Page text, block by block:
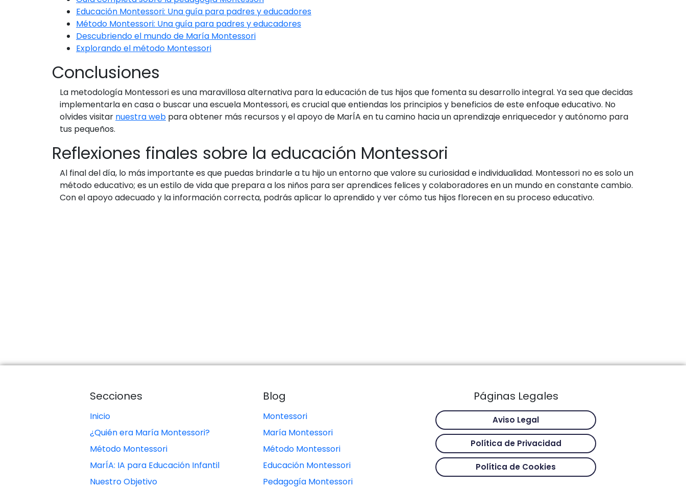
Educación Montessori: Una guía para padres y educadores
Método Montessori: Una guía para padres y educadores
Descubriendo el mundo de María Montessori
Explorando el método Montessori
Conclusiones
La metodología Montessori es una maravillosa alternativa para la educación de tus hijos que fomenta su desarrollo integral. Ya sea que decidas
implementarla en casa o buscar una escuela Montessori, es crucial que entiendas los principios y beneficios de este enfoque educativo. No
olvides visitar nuestra web para obtener más recursos y el apoyo de MarÍA en tu camino hacia un aprendizaje enriquecedor y autónomo para
tus pequeños.
Reflexiones finales sobre la educación Montessori
Al final del día, lo más importante es que puedas brindarle a tu hijo un entorno que valore su curiosidad e individualidad. Montessori no es solo un
método educativo; es un estilo de vida que prepara a los niños para ser aprendices felices y colaboradores en un mundo en constante cambio.
Con el apoyo adecuado y la información correcta, podrás aplicar lo aprendido y ver cómo tus hijos florecen en su proceso educativo.
Secciones
Inicio
¿Quién era María Montessori?
Método Montessori
MarÍA: IA para Educación Infantil
Nuestro Objetivo
Blog
Montessori
María Montessori
Método Montessori
Educación Montessori
Pedagogía Montessori
Páginas Legales
Aviso Legal
Política de Privacidad
Política de Cookies